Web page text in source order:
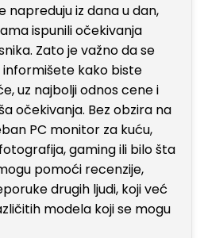
napreduju iz dana u dan,
ispunili očekivanja
Zato je važno da se
kako biste
uz najbolji odnos cene i
očekivanja. Bez obzira na
PC monitor za kuću,
gaming ili bilo šta
pomoći recenzije,
drugih ljudi, koji već
modela koji se mogu